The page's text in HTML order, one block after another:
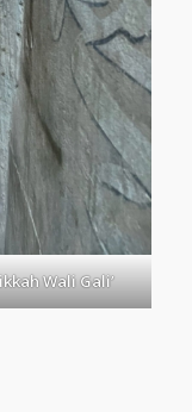
Wali Gali’